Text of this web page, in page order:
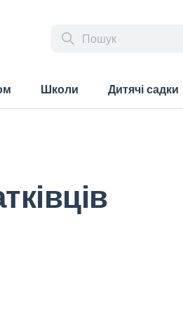
Школи Дитячі садки